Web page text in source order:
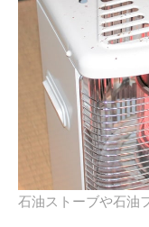
石油ストーブや石油